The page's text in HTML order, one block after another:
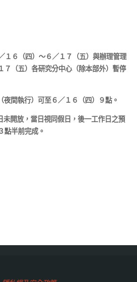
１６（四）～６／１７（五）與辦理管理
７（五）各研究分中心（除本部外）暫停
夜間執行）可至６／１６（四）９點。
未開放，當日視同假日，後一工作日之預
點半前完成。